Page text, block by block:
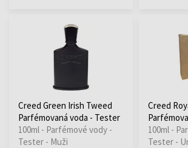
Creed Green Irish Tweed
Parfémovaná voda - Tester
100ml - Parfémové vody -
Tester - Muži
Creed
100ml -
Tester -